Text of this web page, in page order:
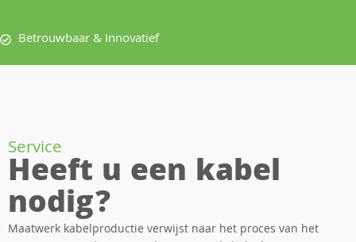
Betrouwbaar & Innovatief
Service
Heeft u een kabel
nodig?
Maatwerk kabelproductie verwijst naar het proces van het